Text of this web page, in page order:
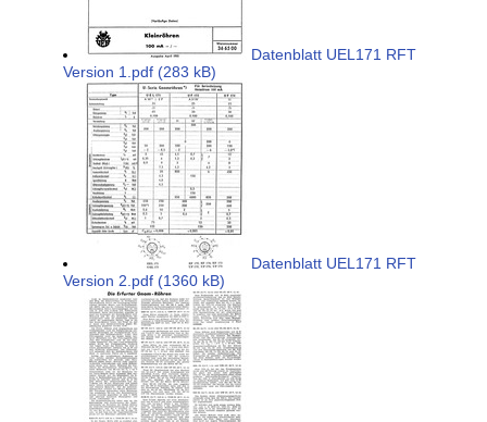
Datenblatt UEL171 RFT
Version 1.pdf (283 kB)
Datenblatt UEL171 RFT
Version 2.pdf (1360 kB)